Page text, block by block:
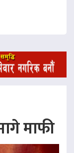
माफी